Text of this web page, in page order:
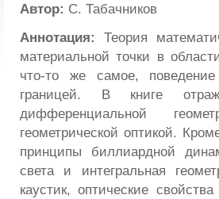
Автор: С. Табачников
Аннотация: Теория
материальной точки в
что-то же самое,
границей. В книге
дифференциальной
геометрической оптикой.
принципы биллиардной
света и интегральная
каустик, оптические